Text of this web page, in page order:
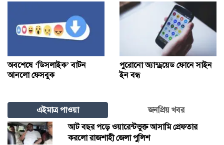
অবশেষে ‘ডিসলাইক’ বাটন
আনলো ফেসবুক
পুরোনো অ্যান্ড্রয়েড ফোনে সাইন
ইন বন্ধ
এইমাত্র পাওয়া
জনপ্রিয় খবর
আট বছর পড়ে ওয়ারেন্টভুক্ত আসামি প্রেফতার
করলো রাজশাহী জেলা পুলিশ